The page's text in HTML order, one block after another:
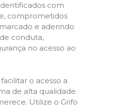
com
comprometidos
e aderindo
conduta,
no acesso ao
o acesso a
de alta qualidade
Utilize o Grifo